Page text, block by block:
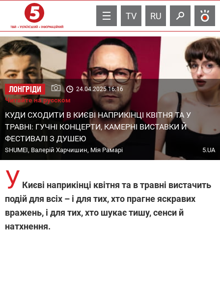
TV RU
ЛОНГРІДИ 24.04.2025 16:16
Читайте на русском
КУДИ СХОДИТИ В КИЄВІ НАПРИКІНЦІ КВІТНЯ ТА У
ТРАВНІ: ГУЧНІ КОНЦЕРТИ, КАМЕРНІ ВИСТАВКИ Й
ФЕСТИВАЛІ З ДУШЕЮ
SHUMEI, Валерій Харчишин, Мія Рамарі 5.UA
У Києві наприкінці квітня та в травні вистачить
подій для всіх – і для тих, хто прагне яскравих
вражень, і для тих, хто шукає тишу, сенси й
натхнення.